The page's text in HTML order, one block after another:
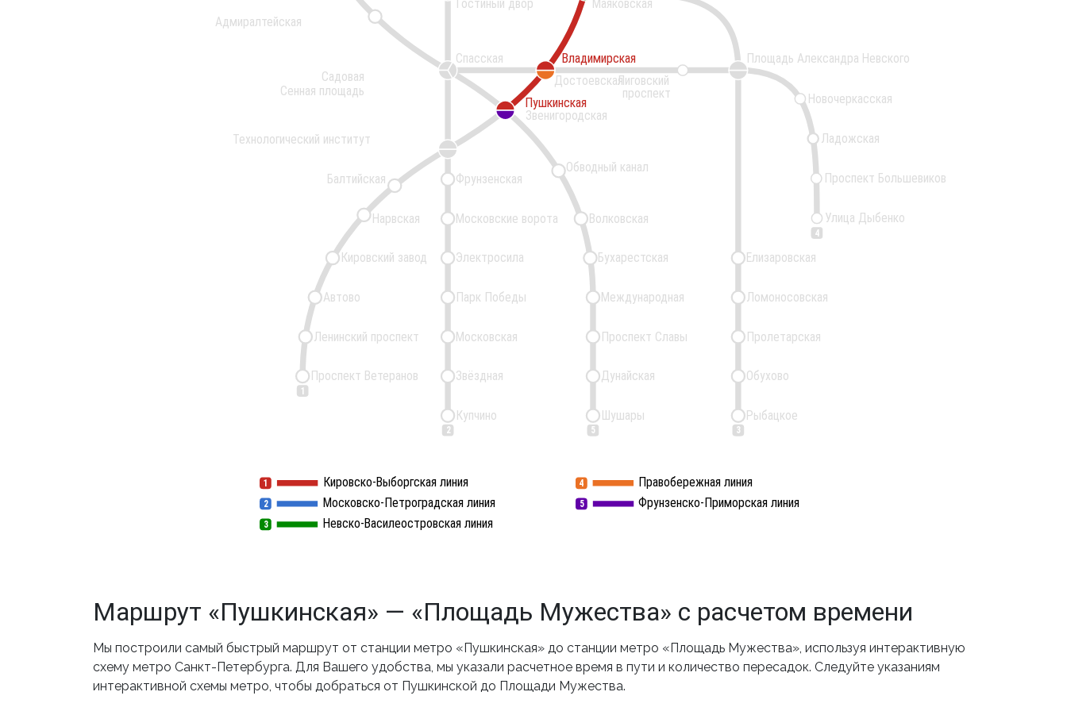
Кировско-Выборгская линия
Московско-Петроградская линия
Невско-Василеостровская линия
Правобережная линия
1
2
3
4
Фрунзенско-Приморская линия
5
1
2
3
1
2 5 3
4
Проспект Ветеранов
Балтийская
Московские ворота Волковская
Обводный канал
Бухарестская
Международная
Достоевская
Владимирская
Лиговский
проспект
Спасская
Садовая
Сенная площадь
Звенигородская
Пушкинская
Ленинский проспект
Автово
Кировский завод
Нарвская
Технологический институт
Купчино
Звёздная
Московская
Фрунзенская
Парк Победы
Электросила
Адмиралтейская
Гостиный двор Маяковская
Площадь Александра Невского
Новочеркасская
Ладожская
Проспект Большевиков
Улица Дыбенко
Рыбацкое
Обухово
Пролетарская
Ломоносовская
Елизаровская
Проспект Славы
Дунайская
Шушары
Владимирская
Пушкинская
Маршрут «Пушкинская» — «Площадь Мужества» с расчетом времени
Мы построили самый быстрый маршрут от станции метро «Пушкинская» до станции метро «Площадь Мужества», используя интерактивную
схему метро Санкт-Петербурга. Для Вашего удобства, мы указали расчетное время в пути и количество пересадок. Следуйте указаниям
интерактивной схемы метро, чтобы добраться от Пушкинской до Площади Мужества.